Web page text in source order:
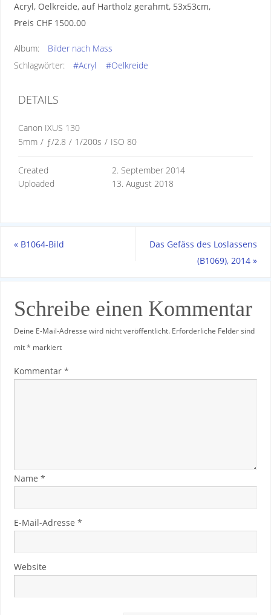
Acryl, Oelkreide, auf Hartholz gerahmt, 53x53cm,
Preis CHF 1500.00
Album:
Bilder nach Mass
Schlagwörter:
#Acryl #Oelkreide
DETAILS
Canon IXUS 130
5mm / ƒ/2.8 / 1/200s / ISO 80
Created
2. September 2014
Uploaded
13. August 2018
«B1064-Bild
Das Gefäss des Loslassens
(B1069), 2014»
Schreibe einen Kommentar
Deine E-Mail-Adresse wird nicht veröffentlicht. Erforderliche Felder sind
mit* markiert
Kommentar *
Name *
E-Mail-Adresse *
Website